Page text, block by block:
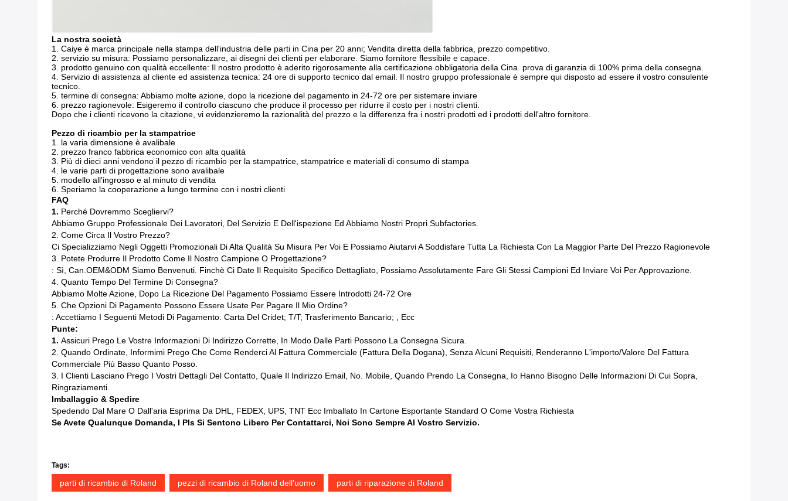
La nostra società
1. Caiye è marca principale nella stampa dell'industria delle parti in Cina per 20 anni; Vendita diretta della fabbrica, prezzo competitivo.
2. servizio su misura: Possiamo personalizzare, ai disegni dei clienti per elaborare. Siamo fornitore flessibile e capace.
3. prodotto genuino con qualità eccellente: Il nostro prodotto è aderito rigorosamente alla certificazione obbligatoria della Cina. prova di garanzia di 100% prima della consegna.
4. Servizio di assistenza al cliente ed assistenza tecnica: 24 ore di supporto tecnico dal email. Il nostro gruppo professionale è sempre qui disposto ad essere il vostro consulente
tecnico.
5. termine di consegna: Abbiamo molte azione, dopo la ricezione del pagamento in 24-72 ore per sistemare inviare
6. prezzo ragionevole: Esigeremo il controllo ciascuno che produce il processo per ridurre il costo per i nostri clienti.
Dopo che i clienti ricevono la citazione, vi evidenzieremo la razionalità del prezzo e la differenza fra i nostri prodotti ed i prodotti dell'altro fornitore.
Pezzo di ricambio per la stampatrice
1. la varia dimensione è avalibale
2. prezzo franco fabbrica economico con alta qualità
3. Più di dieci anni vendono il pezzo di ricambio per la stampatrice, stampatrice e materiali di consumo di stampa
4. le varie parti di progettazione sono avalibale
5. modello all'ingrosso e al minuto di vendita
6. Speriamo la cooperazione a lungo termine con i nostri clienti
FAQ
1. Perché Dovremmo Scegliervi?
Abbiamo Gruppo Professionale Dei Lavoratori, Del Servizio E Dell'ispezione Ed Abbiamo Nostri Propri Subfactories.
2. Come Circa Il Vostro Prezzo?
Ci Specializziamo Negli Oggetti Promozionali Di Alta Qualità Su Misura Per Voi E Possiamo Aiutarvi A Soddisfare Tutta La Richiesta Con La Maggior Parte Del Prezzo Ragionevole
3. Potete Produrre Il Prodotto Come Il Nostro Campione O Progettazione?
: Sì, Can.OEM&ODM Siamo Benvenuti. Finchè Ci Date Il Requisito Specifico Dettagliato, Possiamo Assolutamente Fare Gli Stessi Campioni Ed Inviare Voi Per Approvazione.
4. Quanto Tempo Del Termine Di Consegna?
Abbiamo Molte Azione, Dopo La Ricezione Del Pagamento Possiamo Essere Introdotti 24-72 Ore
5. Che Opzioni Di Pagamento Possono Essere Usate Per Pagare Il Mio Ordine?
: Accettiamo I Seguenti Metodi Di Pagamento: Carta Del Cridet; T/T; Trasferimento Bancario; , Ecc
Punte:
1. Assicuri Prego Le Vostre Informazioni Di Indirizzo Corrette, In Modo Dalle Parti Possono La Consegna Sicura.
2. Quando Ordinate, Informimi Prego Che Come Renderci Al Fattura Commerciale (fattura Della Dogana), Senza Alcuni Requisiti, Renderanno L'importo/valore Del Fattura
Commerciale Più Basso Quanto Posso.
3. I Clienti Lasciano Prego I Vostri Dettagli Del Contatto, Quale Il Indirizzo Email, No. Mobile, Quando Prendo La Consegna, Io Hanno Bisogno Delle Informazioni Di Cui Sopra,
Ringraziamenti.
Imballaggio & Spedire
Spedendo Dal Mare O Dall'aria Esprima Da DHL, FEDEX, UPS, TNT Ecc Imballato In Cartone Esportante Standard O Come Vostra Richiesta
Se Avete Qualunque Domanda, I Pls Si Sentono Libero Per Contattarci, Noi Sono Sempre Al Vostro Servizio.
Tags:
parti di ricambio di Roland pezzi di ricambio di Roland dell'uomo parti di riparazione di Roland